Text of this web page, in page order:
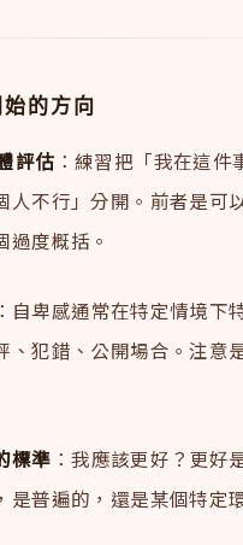
的方向
評估 ：練習把「我在這件
人不行」分開。前者是可
過度概括。
：自卑感通常在特定情境下
、犯錯、公開場合。注意
標準 ：我應該更好？更好
是普遍的，還是某個特定